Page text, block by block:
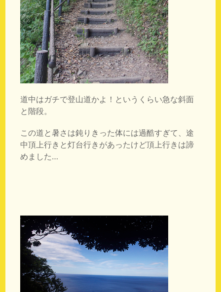
道中はガチで登山道かよ！というくらい急な斜面
と階段。
この道と暑さは鈍りきった体には過酷すぎて、途
中頂上行きと灯台行きがあったけど頂上行きは諦
めました…